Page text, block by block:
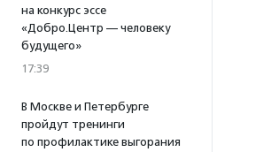
на конкурс эссе
«Добро.Центр — человеку
будущего»
17:39
В Москве и Петербурге
пройдут тренинги
по профилактике выгорания